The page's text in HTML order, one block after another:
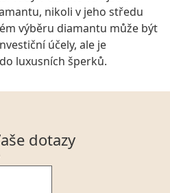
nikoli v jeho středu
výběru diamantu může být
účely, ale je
luxusních šperků.
dotazy